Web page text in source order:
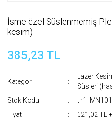
İsme özel Süslenmemiş
kesim)
385,23 TL
Kategori
Lazer
Süsleri
Stok Kodu
Fiyat
321,02 TL